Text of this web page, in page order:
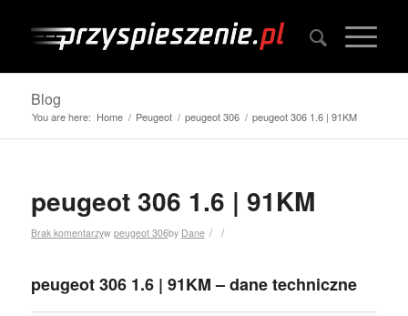
Blog
You are here: Home / Peugeot / peugeot 306 / peugeot 306 1.6 | 91KM
peugeot 306 1.6 | 91KM
Brak komentarzy /
w peugeot 306 /
by Dane
peugeot 306 1.6 | 91KM – dane techniczne